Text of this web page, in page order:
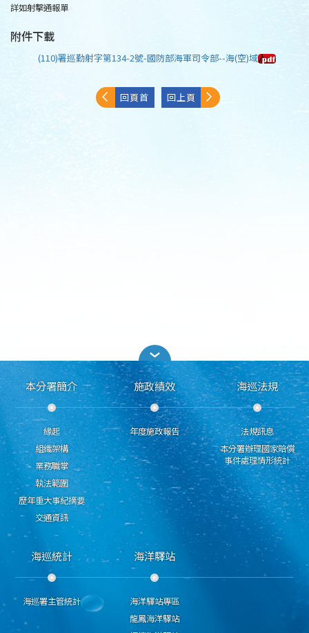
詳如射擊通報單
附件下載
(110)署巡勤射字第134-2號-國防部海軍司令部--海(空)域
回頁首 回上頁
本分署簡介
緣起
組織架構
業務職掌
執法範圍
歷年重大事紀摘要
交通資訊
施政績效
年度施政報告
海巡法規
法規訊息
本分署辦理國家賠償
事件處理情形統計
海巡統計
海巡署主管統計
海洋驛站
海洋驛站專區
龍鳳海洋驛站